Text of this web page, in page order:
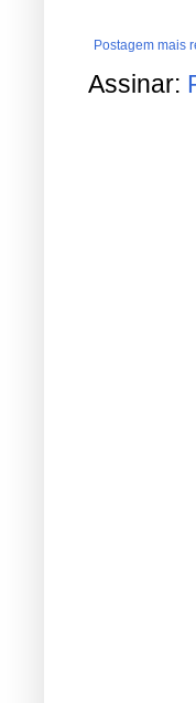
Postagem mais
Assinar: